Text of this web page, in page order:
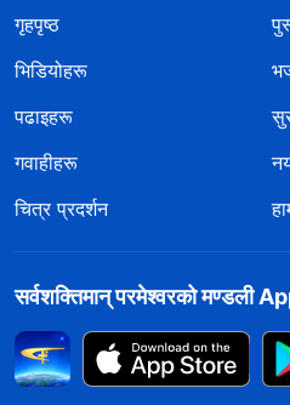
गृहपृष्ठ
भिडियोहरू
पढाइहरू
गवाहीहरू
चित्र प्रदर्शन
सर्वशक्तिमान्‌ परमेश्‍वरको मण्डली